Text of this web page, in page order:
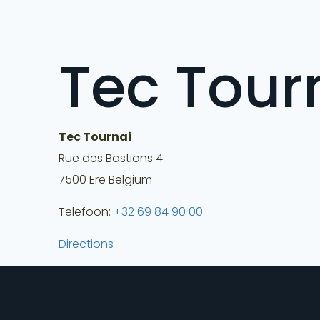
Tec
Tec Tournai
Rue des Bastions 4
7500 Ere Belgium
Telefoon: +32 69 84 90 00
Directions